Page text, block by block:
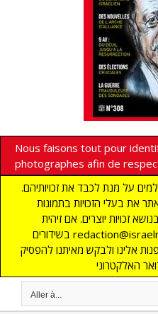
Nous faisons tout pour
photographes afin de
על מנת לכבד את זכויותיהם.
את בעלי הזכויות בתמונות
אלינו כנדרש בסעיף 27א בנושא זכויות יוצרים. אם זיהית
בשידורים redaction@israelmagazine.co.il שלנו תמונה שאתה
אלינו ולבקש מאיתנו להפסיק
האלקטרוני
Aller à...